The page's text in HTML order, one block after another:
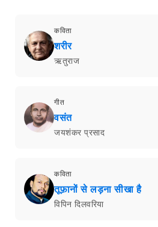
कविता
शरीर
ऋतुराज
गीत
वसंत
जयशंकर प्रसाद
कविता
तूफ़ानों से लड़ना सीखा है
विपिन दिलवरिया